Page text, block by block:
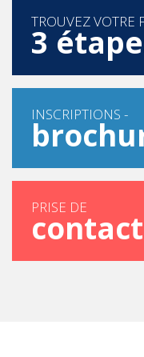
TROUVEZ VOTRE
3
INSCRIPTIONS -
PRISE DE
contact